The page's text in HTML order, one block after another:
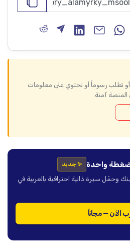
تطلب رسوماً أو تحتوي على معلومات
آمنة.
واحدة ✨ جديد
وحمّل سيرة ذاتية احترافية بالعربية في
الآن — مجاناً